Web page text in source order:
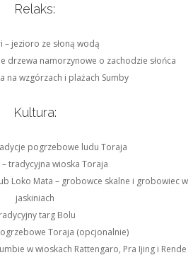
Relaks:
– jezioro ze słoną wodą
drzewa namorzynowe o zachodzie słońca
na wzgórzach i plażach Sumby
Kultura:
pogrzebowe ludu Toraja
– tradycyjna wioska Toraja
Loko Mata – grobowce skalne i grobowiec w
jaskiniach
targ Bolu
Toraja (opcjonalnie)
w wioskach Rattengaro, Pra Ijing i Rende